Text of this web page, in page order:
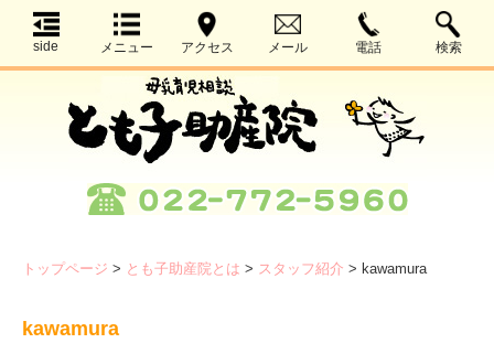
side メニュー アクセス メール 電話 検索
トップページ > とも子助産院とは > スタッフ紹介 > kawamura
kawamura